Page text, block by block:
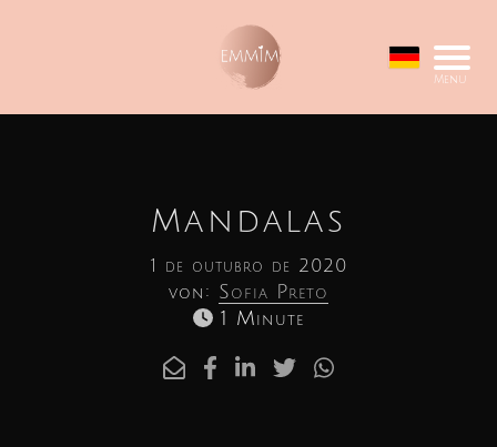
Menu
Mandalas
1 de outubro de 2020
von: Sofia Preto
1 Minute